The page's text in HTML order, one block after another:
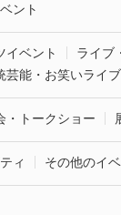
ント
イベント
ライブ
芸能・お笑いライブ
・トークショー
ィ その他のイ